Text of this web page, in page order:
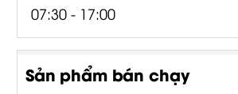
07:30 - 17:00
Sản phẩm bán chạy